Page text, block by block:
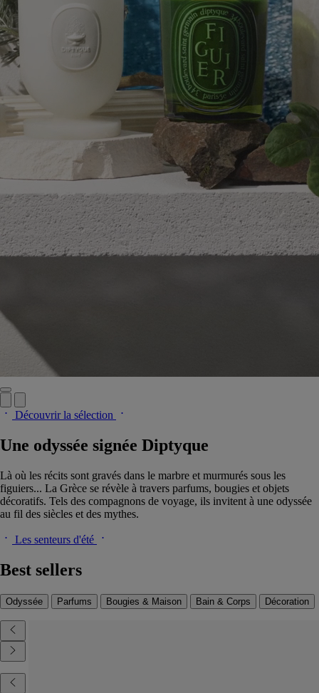
Découvrir la sélection
Une odyssée signée Diptyque
Là où les récits sont gravés dans le marbre et murmurés sous les
figuiers... La Grèce se révèle à travers parfums, bougies et objets
décoratifs. Tels des compagnons de voyage, ils invitent à une odyssée
au fil des siècles et des mythes.
Les senteurs d'été
Best sellers
Odyssée Parfums Bougies & Maison Bain & Corps Décoration